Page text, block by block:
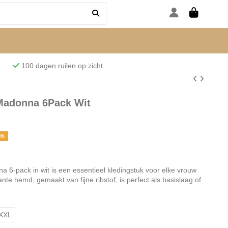
100 dagen ruilen op zicht
6Pack Wit
6-pack in wit is een essentieel kledingstuk voor elke vrouw
hemd, gemaakt van fijne ribstof, is perfect als basislaag of